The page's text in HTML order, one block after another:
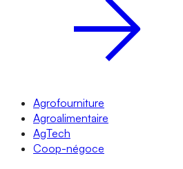
Agrofourniture
Agroalimentaire
AgTech
Coop-négoce